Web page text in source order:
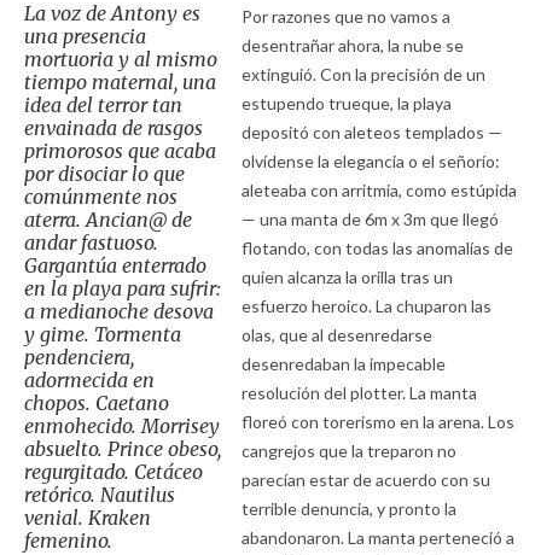
La voz de Antony es
una presencia
mortuoria y al mismo
tiempo maternal, una
idea del terror tan
envainada de rasgos
primorosos que acaba
por disociar lo que
comúnmente nos
aterra. Ancian@ de
andar fastuoso.
Gargantúa enterrado
en la playa para sufrir:
a medianoche desova
y gime. Tormenta
pendenciera,
adormecida en
chopos. Caetano
enmohecido. Morrisey
absuelto. Prince obeso,
regurgitado. Cetáceo
retórico. Nautilus
venial. Kraken
femenino.
Por razones que no vamos a
desentrañar ahora, la nube se
extinguió. Con la precisión de un
estupendo trueque, la playa
depositó con aleteos templados —
olvídense la elegancia o el señorío:
aleteaba con arritmia, como estúpida
— una manta de 6m x 3m que llegó
flotando, con todas las anomalías de
quien alcanza la orilla tras un
esfuerzo heroico. La chuparon las
olas, que al desenredarse
desenredaban la impecable
resolución del plotter. La manta
floreó con torerismo en la arena. Los
cangrejos que la treparon no
parecían estar de acuerdo con su
terrible denuncia, y pronto la
abandonaron. La manta perteneció a